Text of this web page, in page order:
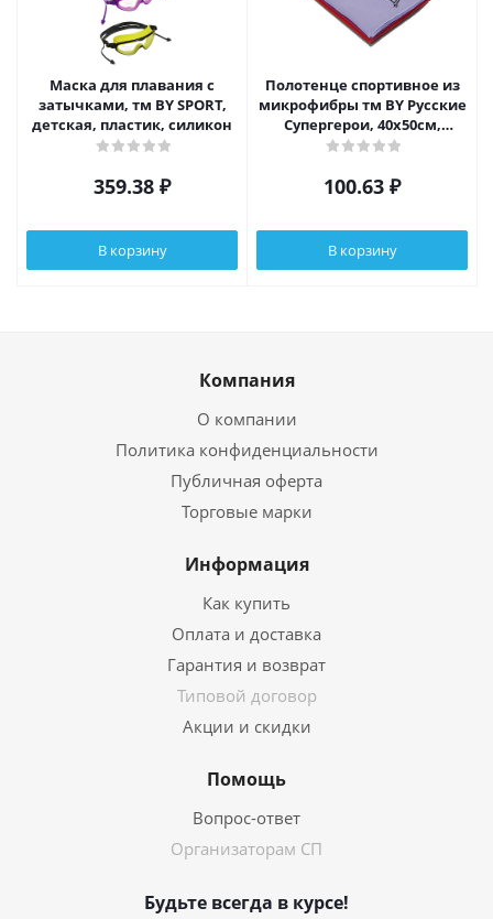
Маска для плавания с
затычками, тм BY SPORT,
детская, пластик, силикон
359.38 ₽
В корзину
Полотенце спортивное из
микрофибры тм BY Русские
Супергерои, 40х50см,
полиэстер, нейлон, 4 цвета
100.63 ₽
В корзину
Компания
О компании
Политика конфиденциальности
Публичная оферта
Торговые марки
Информация
Как купить
Оплата и доставка
Гарантия и возврат
Типовой договор
Акции и скидки
Помощь
Вопрос-ответ
Организаторам СП
Будьте всегда в курсе!